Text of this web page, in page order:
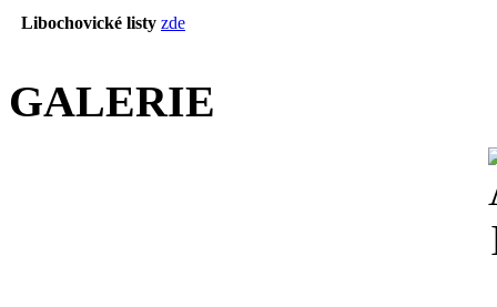
Libochovické listy zde
GALERIE